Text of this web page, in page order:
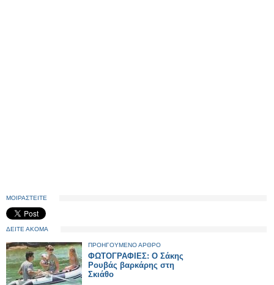
ΜΟΙΡΑΣΤΕΙΤΕ
ΔΕΙΤΕ ΑΚΟΜΑ
ΠΡΟΗΓΟΥΜΕΝΟ ΑΡΘΡΟ
ΦΩΤΟΓΡΑΦΙΕΣ: Ο Σάκης
Ρουβάς βαρκάρης στη
Σκιάθο